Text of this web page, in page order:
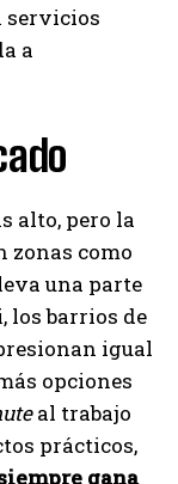
servicios
a
alto, pero la
zonas como
una parte
los barrios de
igual
opciones
al trabajo
prácticos,
gana